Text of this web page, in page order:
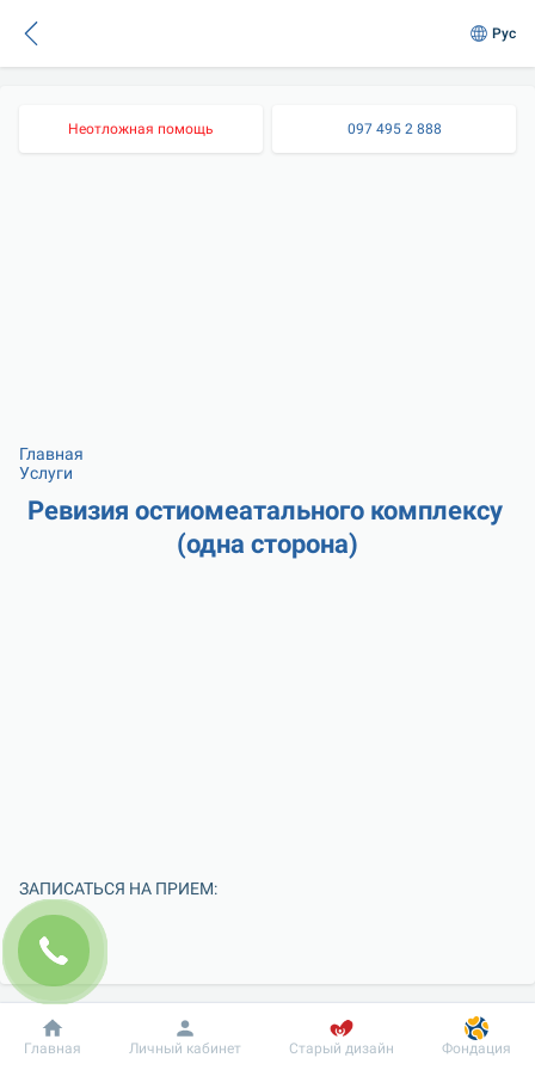
Рус
Неотложная помощь 097 495 2 888
Главная
Услуги
Ревизия остиомеатального комплексу
(одна сторона)
ЗАПИСАТЬСЯ НА ПРИЕМ:
Добробут Информация Пациенту
Главная Личный кабинет Старый дизайн Фондация